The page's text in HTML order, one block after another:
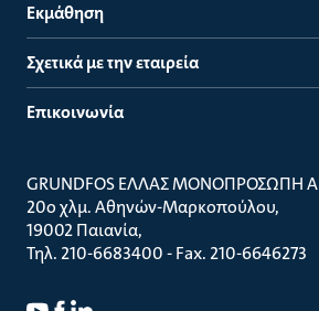
Εκμάθηση
Σχετικά με την εταιρεία
Επικοινωνία
GRUNDFOS ΕΛΛΑΣ ΜΟΝΟΠΡΟΣΩΠΗ
20ο χλμ. Αθηνών-Μαρκοπούλου
19002 Παιανία
Τηλ. 210-6683400 - Fax. 210-6646273